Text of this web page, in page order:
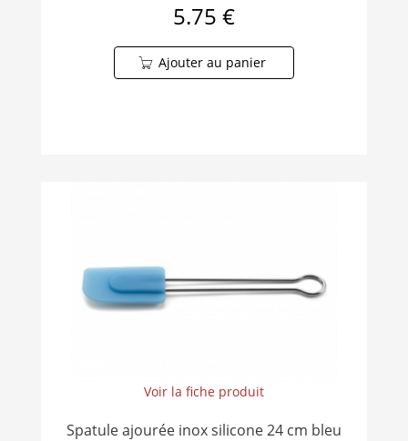
5.75 €
Ajouter au panier
Voir la fiche produit
Spatule ajourée inox silicone 24 cm bleu